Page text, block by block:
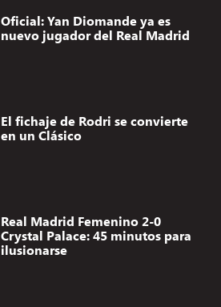
Oficial: Yan Diomande ya es
nuevo jugador del Real Madrid
El fichaje de Rodri se convierte
en un Clásico
Real Madrid Femenino 2-0
Crystal Palace: 45 minutos para
ilusionarse